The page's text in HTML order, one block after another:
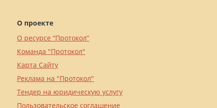
О проекте
О ресурсе “Протокол”
Команда "Протокол"
Карта Сайту
Реклама на "Протокол"
Тендер на юридическую услугу
Пользовательское соглашение